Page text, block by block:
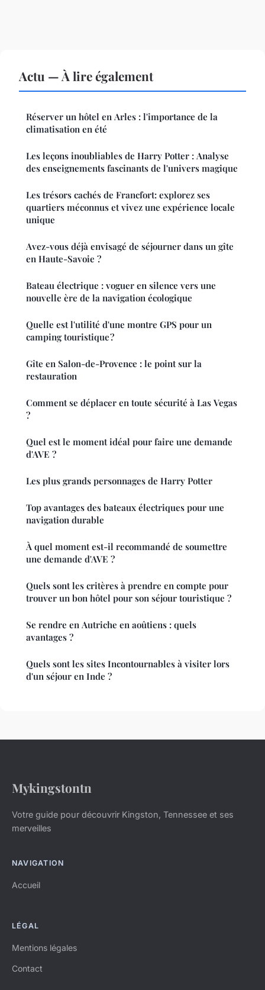
Actu — À lire également
Réserver un hôtel en Arles : l'importance de la
climatisation en été
Les leçons inoubliables de Harry Potter : Analyse
des enseignements fascinants de l'univers magique
Les trésors cachés de Francfort: explorez ses
quartiers méconnus et vivez une expérience locale
unique
Avez-vous déjà envisagé de séjourner dans un gîte
en Haute-Savoie ?
Bateau électrique : voguer en silence vers une
nouvelle ère de la navigation écologique
Quelle est l'utilité d'une montre GPS pour un
camping touristique ?
Gîte en Salon-de-Provence : le point sur la
restauration
Comment se déplacer en toute sécurité à Las Vegas
?
Quel est le moment idéal pour faire une demande
d'AVE ?
Les plus grands personnages de Harry Potter
Top avantages des bateaux électriques pour une
navigation durable
À quel moment est-il recommandé de soumettre
une demande d'AVE ?
Quels sont les critères à prendre en compte pour
trouver un bon hôtel pour son séjour touristique ?
Se rendre en Autriche en aoûtiens : quels
avantages ?
Quels sont les sites Incontournables à visiter lors
d'un séjour en Inde ?
Mykingstontn
Votre guide pour découvrir Kingston, Tennessee et ses
merveilles
NAVIGATION
Accueil
LÉGAL
Mentions légales
Contact